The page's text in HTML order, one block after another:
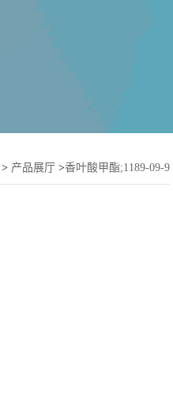
> 产品展厅 >香叶酸甲酯;1189-09-9